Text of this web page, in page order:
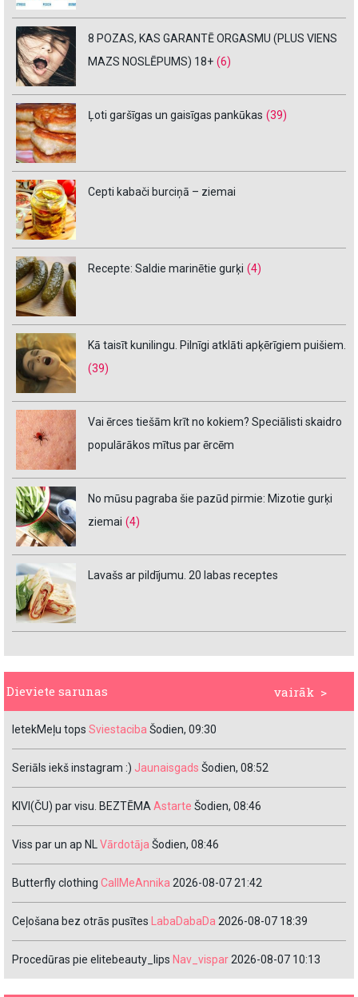
8 POZAS, KAS GARANTĒ ORGASMU (PLUS VIENS
MAZS NOSLĒPUMS) 18+ (6)
Ļoti garšīgas un gaisīgas pankūkas (39)
Cepti kabači burciņā – ziemai
Recepte: Saldie marinētie gurķi (4)
Kā taisīt kunilingu. Pilnīgi atklāti apķērīgiem puišiem.
(39)
Vai ērces tiešām krīt no kokiem? Speciālisti skaidro
populārākos mītus par ērcēm
No mūsu pagraba šie pazūd pirmie: Mizotie gurķi
ziemai (4)
Lavašs ar pildījumu. 20 labas receptes
vairāk >
Dieviete sarunas
IetekMeļu tops Sviestaciba Šodien, 09:30
Seriāls iekš instagram :) Jaunaisgads Šodien, 08:52
KIVI(ČU) par visu. BEZTĒMAAstarte Šodien, 08:46
Viss par un ap NLVārdotāja Šodien, 08:46
Butterfly clothing CallMeAnnika 2026-08-07 21:42
Ceļošana bez otrās pusītes LabaDabaDa 2026-08-07 18:39
Procedūras pie elitebeauty_lips Nav_vispar2026-08-07 10:13